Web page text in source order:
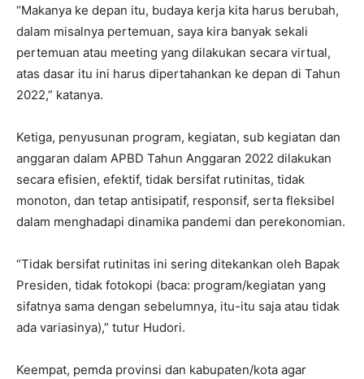
“Makanya ke depan itu, budaya kerja kita harus berubah,
dalam misalnya pertemuan, saya kira banyak sekali
pertemuan atau meeting yang dilakukan secara virtual,
atas dasar itu ini harus dipertahankan ke depan di Tahun
2022,” katanya.
Ketiga, penyusunan program, kegiatan, sub kegiatan dan
anggaran dalam APBD Tahun Anggaran 2022 dilakukan
secara efisien, efektif, tidak bersifat rutinitas, tidak
monoton, dan tetap antisipatif, responsif, serta fleksibel
dalam menghadapi dinamika pandemi dan perekonomian.
“Tidak bersifat rutinitas ini sering ditekankan oleh Bapak
Presiden, tidak fotokopi (baca: program/kegiatan yang
sifatnya sama dengan sebelumnya, itu-itu saja atau tidak
ada variasinya),” tutur Hudori.
Keempat, pemda provinsi dan kabupaten/kota agar